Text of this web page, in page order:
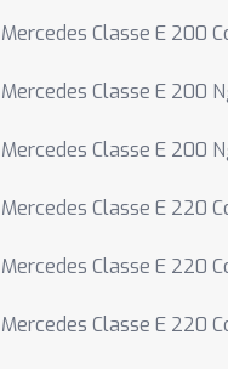
Mercedes Classe E 200
Mercedes Classe E 200
Mercedes Classe E 200
Mercedes Classe E 220
Mercedes Classe E 220
Mercedes Classe E 220